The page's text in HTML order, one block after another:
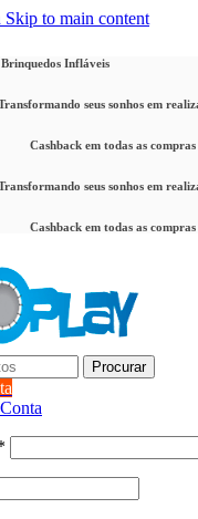
Skip to main content
Infláveis
seus sonhos em
Cashback em todas as compras
seus sonhos em
Cashback em todas as compras
Procurar